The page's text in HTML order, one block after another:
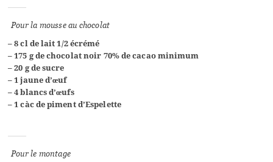
Pour la mousse au chocolat
– 8 cl de lait 1/2 écrémé
– 175 g de chocolat noir 70% de cacao minimum
– 20 g de sucre
– 1 jaune d’œuf
– 4 blancs d’œufs
– 1 càc de piment d’Espelette
Pour le montage